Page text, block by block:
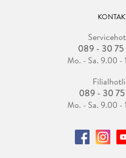
089 - 30
Mo. - Sa. 9.00 -
089 - 30
Mo. - Sa. 9.00 -